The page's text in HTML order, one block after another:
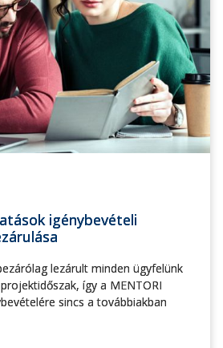
igénybevételi
lezárult minden ügyfelünk
így a MENTORI
sincs a továbbiakban